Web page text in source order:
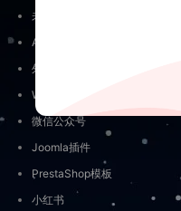
未分类
AI入门
外贸营销工具
Wordpress知识学习/使用技巧
微信公众号
Joomla插件
PrestaShop模板
小红书